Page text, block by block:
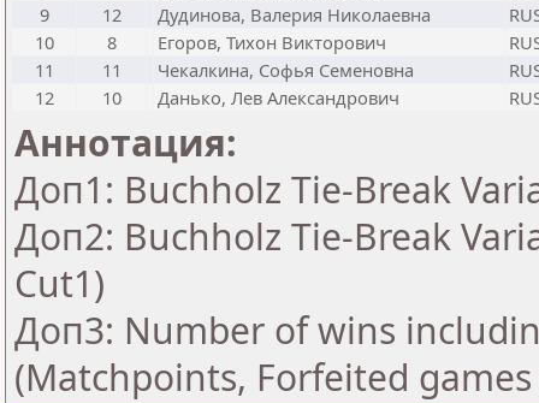
9
12 Дудинова, Валерия Николаевна
10
8 Егоров, Тихон Викторович
11
11 Чекалкина, Софья Семеновна
12
10 Данько, Лев Александрович
Аннотация:
Доп1: Buchholz Tie-Break
Доп2: Buchholz Tie-Break
Cut1)
Доп3: Number of wins
(Matchpoints, Forfeited